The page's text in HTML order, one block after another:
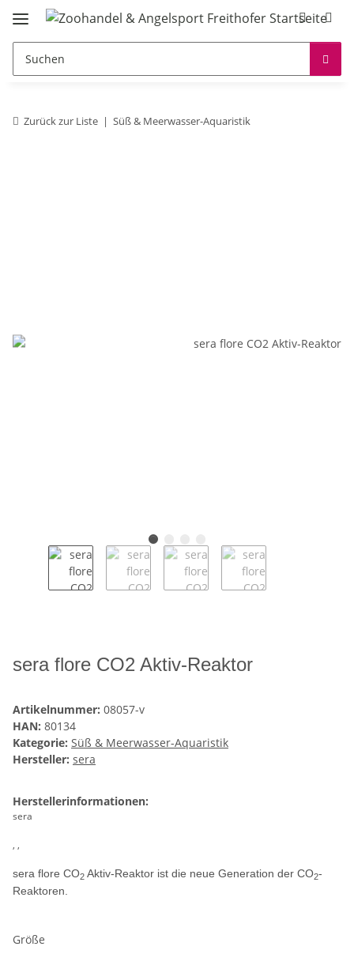
Zurück zur Liste Süß & Meerwasser-Aquaristik
sera flore CO2 Aktiv-Reaktor
Artikelnummer: 08057-v
HAN: 80134
Kategorie: Süß & Meerwasser-Aquaristik
Hersteller: sera
Herstellerinformationen:
sera
, ,
sera flore CO2 Aktiv-Reaktor ist die neue Generation der CO2-
Reaktoren.
Größe